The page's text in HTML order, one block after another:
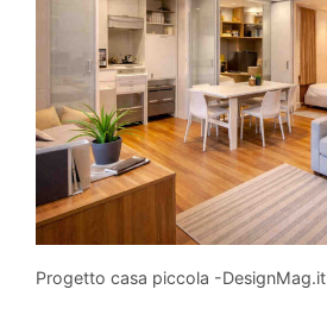
Progetto casa piccola -DesignMag.it